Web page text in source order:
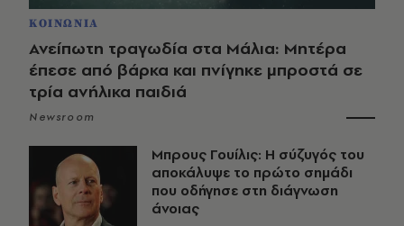
ΚΟΙΝΩΝΙΑ
Ανείπωτη τραγωδία στα Μάλια: Μητέρα
έπεσε από βάρκα και πνίγηκε μπροστά σε
τρία ανήλικα παιδιά
Newsroom
Μπρους Γουίλις: Η σύζυγός του
αποκάλυψε το πρώτο σημάδι
που οδήγησε στη διάγνωση
άνοιας